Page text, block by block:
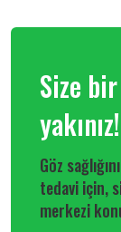
Size
yakınız!
Göz
tedavi için,
merkezi